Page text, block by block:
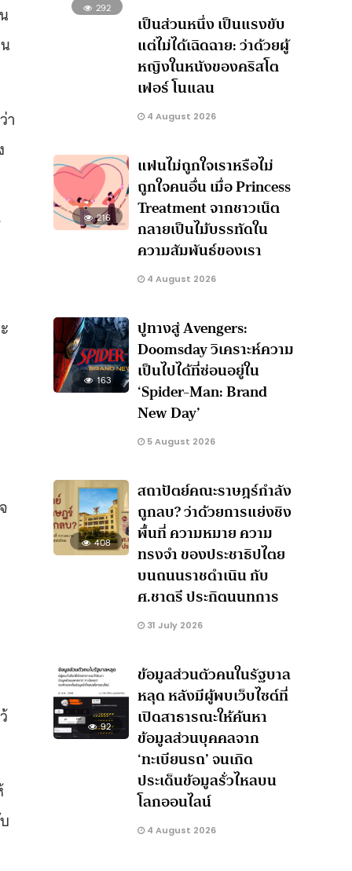
า
292
เป็นส่วนหนึ่ง เป็นแรงขับ
แต่ไม่ได้เฉิดฉาย: ว่าด้วยผู้
หญิงในหนังของคริสโต
เฟอร์ โนแลน
4 August 2026
216
แฟนไม่ถูกใจเราหรือไม่
ถูกใจคนอื่น เมื่อ Princess
Treatment จากชาวเน็ต
กลายเป็นไม้บรรทัดใน
ความสัมพันธ์ของเรา
4 August 2026
163
ปูทางสู่ Avengers:
Doomsday วิเคราะห์ความ
เป็นไปได้ที่ซ่อนอยู่ใน
‘Spider-Man: Brand
New Day’
5 August 2026
408
สถาปัตย์คณะราษฎร์กำลัง
ถูกลบ? ว่าด้วยการแย่งชิง
พื้นที่ ความหมาย ความ
ทรงจำ ของประชาธิปไตย
บนถนนราชดำเนิน กับ
ศ.ชาตรี ประกิตนนทการ
31 July 2026
92
ข้อมูลส่วนตัวคนในรัฐบาล
หลุด หลังมีผู้พบเว็บไซต์ที่
เปิดสาธารณะให้ค้นหา
ข้อมูลส่วนบุคคลจาก
‘ทะเบียนรถ’ จนเกิด
ประเด็นข้อมูลรั่วไหลบน
โลกออนไลน์
4 August 2026